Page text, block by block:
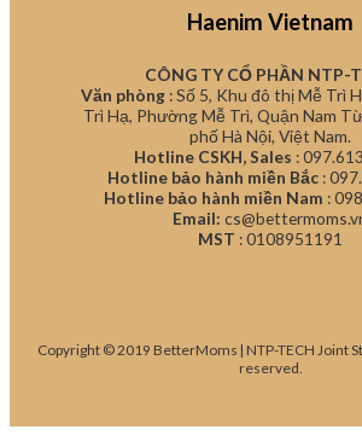
Haenim Vietnam
CÔNG TY CỔ PHẦN NTP-
Văn phòng : Số 5, Khu đô thị Mễ Trì
Trì Hạ, Phường Mễ Trì, Quận Nam
phố Hà Nội, Việt Nam.
Hotline CSKH, Sales :
Hotline bảo hành miền Bắc :
Hotline bảo hành miền Nam :
Email:
MST : 0108951191
Copyright © 2019 BetterMoms | NTP-TECH Joint
reserved.